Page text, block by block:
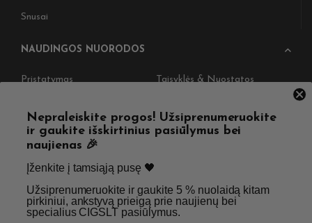
Snusai
NAUDINGOS NUORODOS
Pristatymas Taisyklės & Nuostatos
Straipsniai Apie Mus
Kontaktai
SKIRTA TIK SUAUGUSIEMS NIKOTINO VARTOTOJAMS.
NETURĖTUMĖTE NAUDOTI ŠIŲ PRODUKTŲ, JEI NEVARTOJATE
Nepraleiskite progos! Užsiprenumeruokite
ir gaukite išskirtinius pasiūlymus bei
naujienas 🎉
Įženkite į tamsiąją pusę 🖤 ​
Užsiprenumeruokite ir gaukite 5 % nuolaidą kitam
pirkiniui, ankstyvą prieigą prie naujienų bei
specialius CIGSLT pasiūlymus. ​